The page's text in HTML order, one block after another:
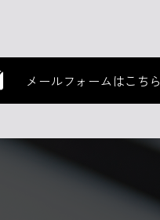
メールフォームはこちら